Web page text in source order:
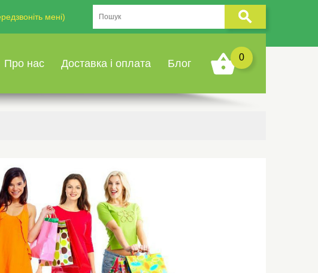
мені)
Про нас Доставка і оплата Блог
0